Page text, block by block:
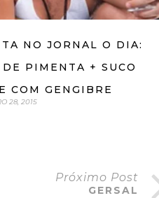
NO JORNAL O DIA:
PIMENTA + SUCO
COM GENGIBRE
28, 2015
Próximo Post
GERSAL